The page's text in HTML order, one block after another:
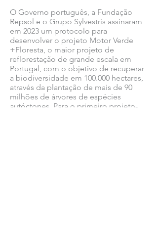
O Governo português, a Fundação
Repsol e o Grupo Sylvestris assinaram
em 2023 um protocolo para
desenvolver o projeto Motor Verde
+Floresta, o maior projeto de
reflorestação de grande escala em
Portugal, com o objetivo de recuperar
a biodiversidade em 100.000 hectares,
através da plantação de mais de 90
milhões de árvores de espécies
autóctones. Para o primeiro projeto-